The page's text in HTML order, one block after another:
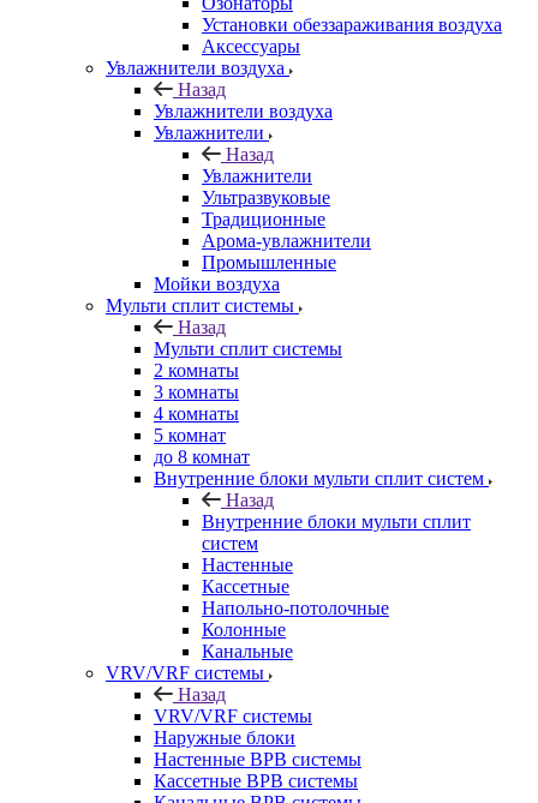
Установки обеззараживания воздуха
Аксессуары
Увлажнители воздуха
Назад
Увлажнители воздуха
Увлажнители
Назад
Увлажнители
Ультразвуковые
Традиционные
Арома-увлажнители
Промышленные
Мойки воздуха
Мульти сплит системы
Назад
Мульти сплит системы
2 комнаты
3 комнаты
4 комнаты
5 комнат
до 8 комнат
Внутренние блоки мульти сплит систем
Назад
Внутренние блоки мульти сплит
систем
Настенные
Кассетные
Напольно-потолочные
Колонные
Канальные
VRV/VRF системы
Назад
VRV/VRF системы
Наружные блоки
Настенные ВРВ системы
Кассетные ВРВ системы